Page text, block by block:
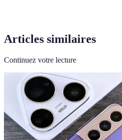
Articles similaires
Continuez votre lecture